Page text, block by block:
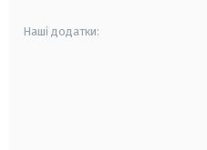
Наші додатки: